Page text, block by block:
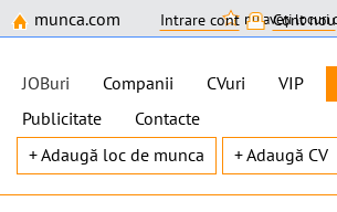
munca.com Intrare cont Cont nou
nu aveți locuri
JOBuri Companii CVuri VIP
Publicitate
Contacte
+ Adaugă loc de munca
+ Adaugă CV